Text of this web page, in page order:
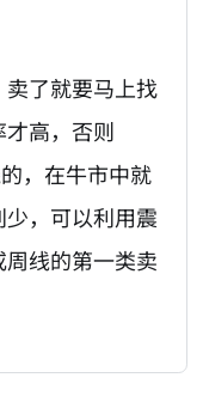
了就要马上找
高，否则
，在牛市中就
，可以利用震
线的第一类卖